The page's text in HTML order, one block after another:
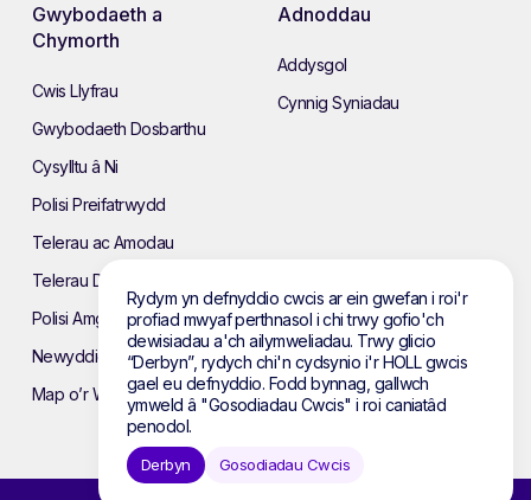
Gwybodaeth a
Chymorth
Cwis Llyfrau
Gwybodaeth Dosbarthu
Cysylltu â Ni
Polisi Preifatrwydd
Telerau ac Amodau
Telerau Defnyddio’r Wefan
Polisi Amgylcheddol
Newyddion
Map o’r Wefan
Adnoddau
Addysgol
Cynnig Syniadau
Rydym yn defnyddio cwcis ar ein gwefan i roi'r
profiad mwyaf perthnasol i chi trwy gofio'ch
dewisiadau a'ch ailymweliadau. Trwy glicio
“Derbyn”, rydych chi'n cydsynio i'r HOLL gwcis
gael eu defnyddio. Fodd bynnag, gallwch
ymweld â "Gosodiadau Cwcis" i roi caniatâd
penodol.
Gosodiadau Cwcis
Derbyn